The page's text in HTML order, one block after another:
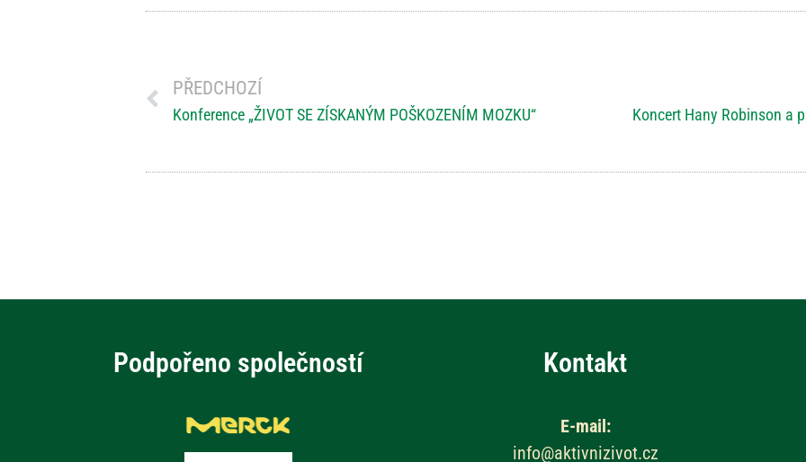
PŘEDCHOZÍ
Konference „ŽIVOT SE ZÍSKANÝM POŠKOZENÍM MOZKU“ Koncert Hany Robinson a
Podpořeno společností Kontakt
E-mail:
info@aktivnizivot.cz